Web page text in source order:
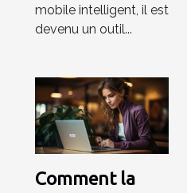
mobile intelligent, il est
devenu un outil...
Comment la